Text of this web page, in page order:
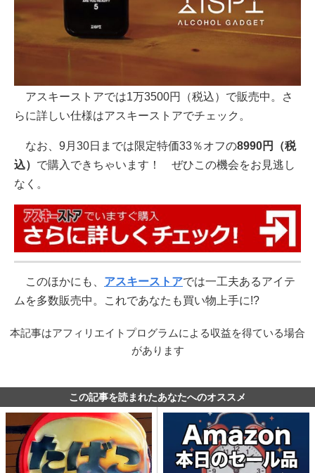
アスキーストアでは1万3500円（税込）で販売中。さ
らに詳しい仕様はアスキーストアでチェック。
なお、9月30日までは限定特価33％オフの8990円（税
込） で購入できちゃいます！ ぜひこの機会をお見逃し
なく。
このほかにも、 アスキーストアでは一工夫あるアイテ
ムを多数販売中。これであなたも買い物上手に!?
本記事はアフィリエイトプログラムによる収益を得ている場合
があります
この記事を読まれたあなたへのオススメ